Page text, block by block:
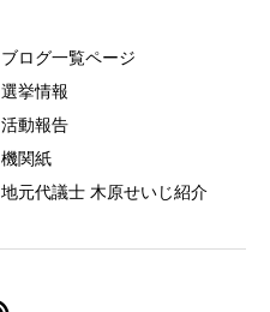
ブログ一覧ページ
選挙情報
活動報告
機関紙
地元代議士 木原せいじ紹介